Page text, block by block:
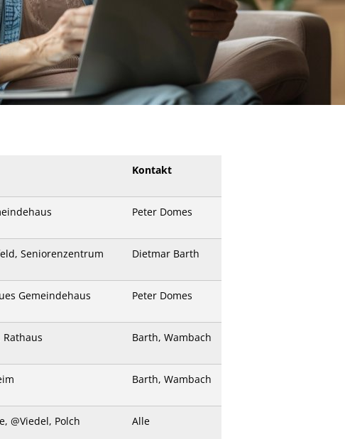
Kontakt
Peter Domes
Seniorenzentrum Dietmar Barth
Gemeindehaus Peter Domes
Barth, Wambach
Barth, Wambach
@Viedel, Polch Alle